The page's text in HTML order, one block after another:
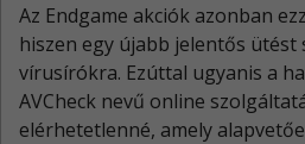
Az Endgame akciók azonban
hiszen egy újabb jelentős ütést
vírusírókra. Ezúttal ugyanis a
AVCheck nevű online
elérhetetlenné, amely